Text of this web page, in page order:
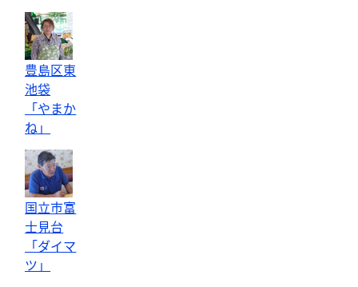
豊島区東
池袋
「やまか
ね」
国立市富
士見台
「ダイマ
ツ」